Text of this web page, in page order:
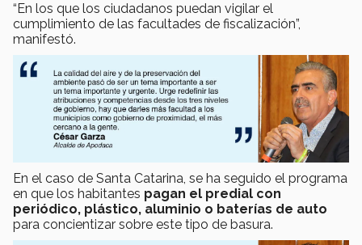
“En los que los ciudadanos puedan vigilar el
cumplimiento de las facultades de fiscalización”,
manifestó.
En el caso de Santa Catarina, se ha seguido el programa
en que los habitantes pagan el predial con
periódico, plástico, aluminio o baterías de auto
para concientizar sobre este tipo de basura.